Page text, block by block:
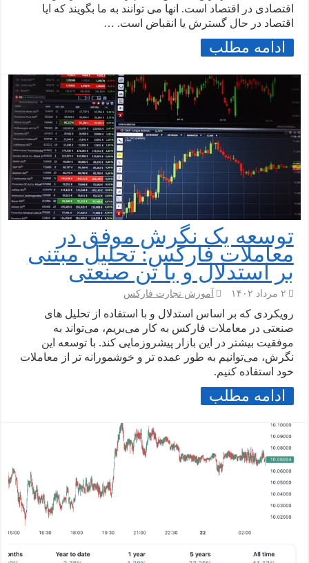
اقتصادی در اقتصاد است. انها می توانند به ما بگویند که ایا
اقتصاد در حال گسترش یا انقباض است. …
ادامه مطلب
توسعه یک نگرش موفق در
معاملات فارکس: تحلیل مبتنی
بر استدلال و با تن صنعتی
۲ مرداد ۱۴۰۲ آموزش تجارت فارکس
رویکردی که بر اساس استدلال و با استفاده از تحلیل های
صنعتی در معاملات فارکس به کار می‌بریم، می‌تواند به
موفقیت بیشتر در این بازار پیشروزمایی کند. با توسعه این
نگرش، می‌توانیم به طور عمده تر و خوشمورانه تر از معاملات
خود استفاده کنیم.
ادامه مطلب